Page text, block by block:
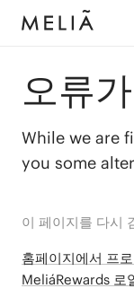
오류
While we are
you some
이 페이지를 다시
홈페이지에서 프
MeliáRewards 로